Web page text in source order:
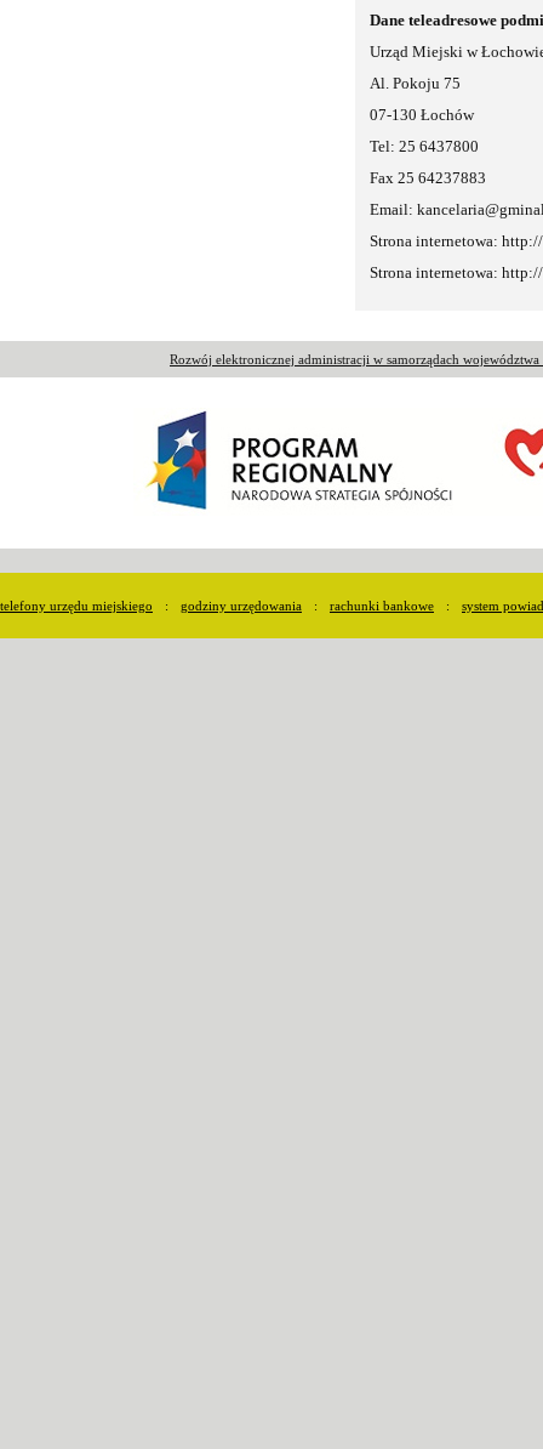
Dane teleadresowe
Urząd Miejski w
Al. Pokoju 75
07-130 Łochów
Tel: 25 6437800
Fax 25 64237883
Email:
Strona internetowa:
Strona internetowa:
Rozwój elektronicznej administracji w samorządach
telefony urzędu miejskiego : godziny urzędowania : rachunki bankowe : system